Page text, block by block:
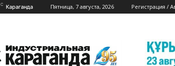
C Караганда Пятница, 7 августа, 2026 Регистрация /